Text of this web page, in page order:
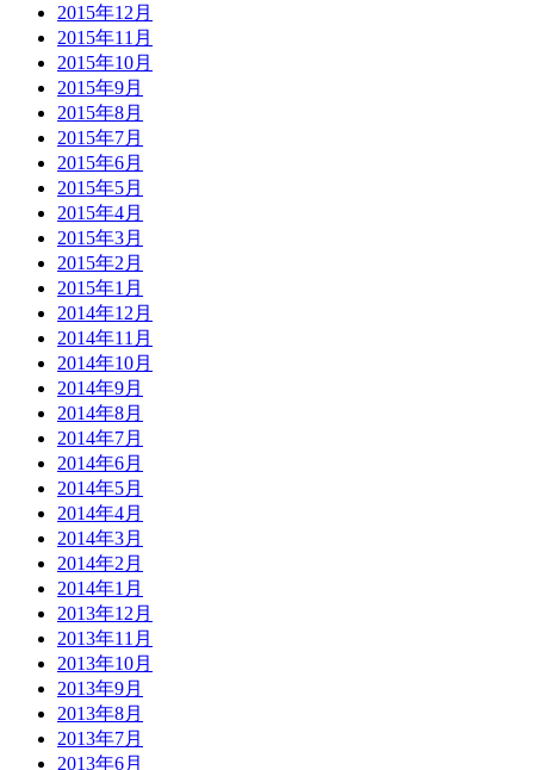
2015年12月
2015年11月
2015年10月
2015年9月
2015年8月
2015年7月
2015年6月
2015年5月
2015年4月
2015年3月
2015年2月
2015年1月
2014年12月
2014年11月
2014年10月
2014年9月
2014年8月
2014年7月
2014年6月
2014年5月
2014年4月
2014年3月
2014年2月
2014年1月
2013年12月
2013年11月
2013年10月
2013年9月
2013年8月
2013年7月
2013年6月